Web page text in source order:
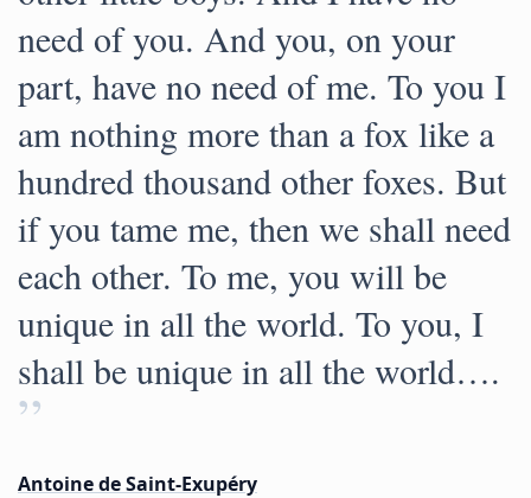
need of you. And you, on your
part, have no need of me. To you I
am nothing more than a fox like a
hundred thousand other foxes. But
if you tame me, then we shall need
each other. To me, you will be
unique in all the world. To you, I
shall be unique in all the world….
”
Antoine de Saint-Exupéry